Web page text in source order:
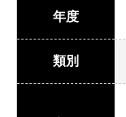
年度
類別